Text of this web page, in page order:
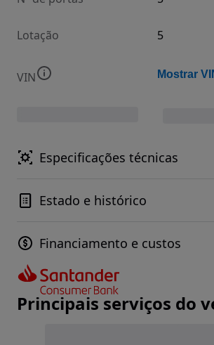
Lotação 5
VIN Mostrar
Especificações técnicas
Estado e histórico
Financiamento e custos
Principais serviços do